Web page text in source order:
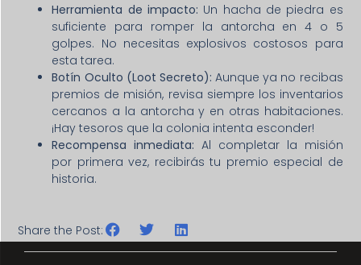
Herramienta de impacto: Un hacha de piedra es
suficiente para romper la antorcha en 4 o 5
golpes. No necesitas explosivos costosos para
esta tarea.
Botín Oculto (Loot Secreto): Aunque ya no recibas
premios de misión, revisa siempre los inventarios
cercanos a la antorcha y en otras habitaciones.
¡Hay tesoros que la colonia intenta esconder!
Recompensa inmediata: Al completar la misión
por primera vez, recibirás tu premio especial de
historia.
Share the Post: